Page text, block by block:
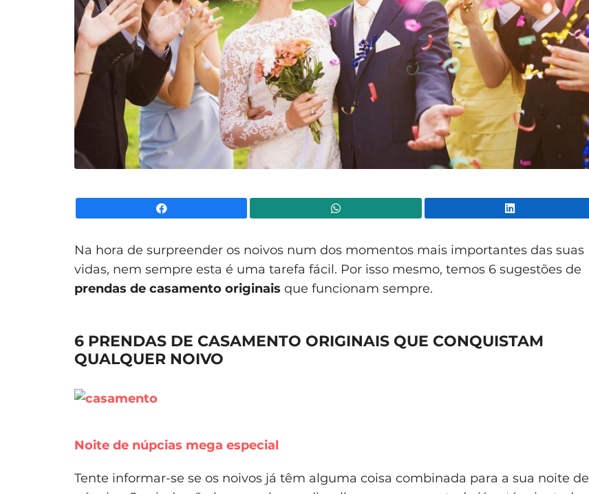
Na hora de surpreender os noivos num dos momentos mais importantes das suas
vidas, nem sempre esta é uma tarefa fácil. Por isso mesmo, temos 6 sugestões de
prendas de casamento originais que funcionam sempre.
6 PRENDAS DE CASAMENTO ORIGINAIS QUE CONQUISTAM
QUALQUER NOIVO
Noite de núpcias mega especial
Tente informar-se se os noivos já têm alguma coisa combinada para a sua noite de